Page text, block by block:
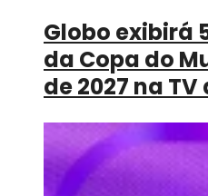
Globo exibirá
da Copa do
de 2027 na